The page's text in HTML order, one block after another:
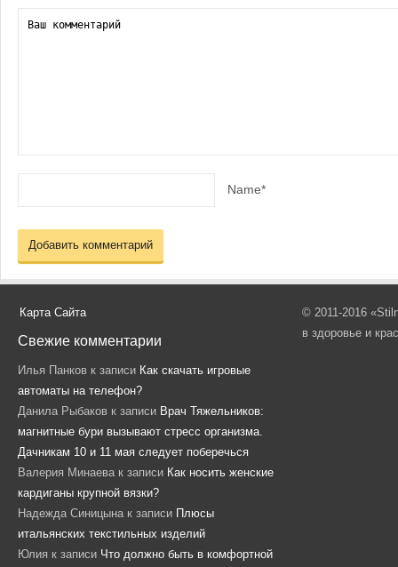
Name*
Карта Сайта
Свежие комментарии
Илья Панков к записи Как скачать игровые
автоматы на телефон?
Данила Рыбаков к записи Врач Тяжельников:
магнитные бури вызывают стресс организма.
Дачникам 10 и 11 мая следует поберечься
Валерия Минаева к записи Как носить женские
кардиганы крупной вязки?
Надежда Синицына к записи Плюсы
итальянских текстильных изделий
Юлия к записи Что должно быть в комфортной
© 2011-2016
в здоровье и